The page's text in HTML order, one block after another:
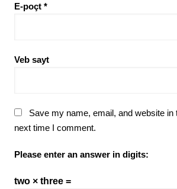
E-poçt *
Veb sayt
Save my name, email, and website in
next time I comment.
Please enter an answer in digits:
two × three =